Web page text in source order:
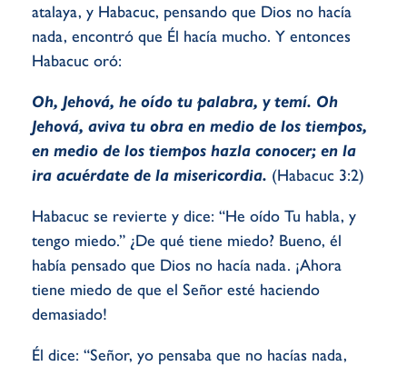
atalaya, y Habacuc, pensando que Dios no hacía
nada, encontró que Él hacía mucho. Y entonces
Habacuc oró:
Oh, Jehová, he oído tu palabra, y temí. Oh
Jehová, aviva tu obra en medio de los tiempos,
en medio de los tiempos hazla conocer; en la
ira acuérdate de la misericordia. (Habacuc 3:2)
Habacuc se revierte y dice: “He oído Tu habla, y
tengo miedo.” ¿De qué tiene miedo? Bueno, él
había pensado que Dios no hacía nada. ¡Ahora
tiene miedo de que el Señor esté haciendo
demasiado!
Él dice: “Señor, yo pensaba que no hacías nada,